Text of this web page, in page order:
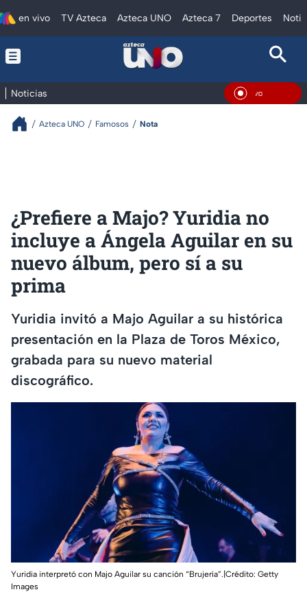
en vivo TV Azteca Azteca UNO Azteca 7 Deportes
Noticias En
Azteca UNO Famosos Nota
¿Prefiere a Majo? Yuridia no
incluye a Ángela Aguilar en su
nuevo álbum, pero sí a su
prima
Yuridia invitó a Majo Aguilar a su histórica
presentación en la Plaza de Toros México,
grabada para su nuevo material
discográfico.
Yuridia interpretó con Majo Aguilar su canción “Brujería”.|Crédito: Getty
Images